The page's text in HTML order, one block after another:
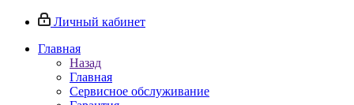
Личный кабинет
Главная
Назад
Главная
Сервисное обслуживание